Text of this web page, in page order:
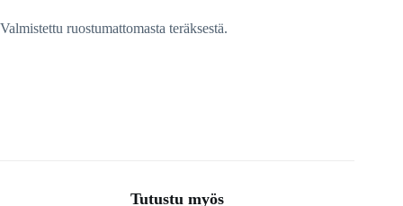
Valmistettu ruostumattomasta teräksestä.
Tutustu myös